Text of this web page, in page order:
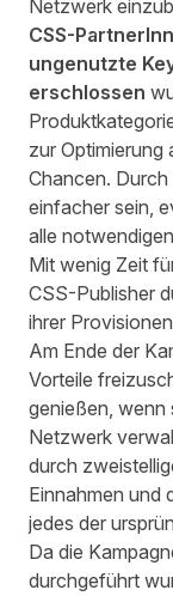
Netzwerk
CSS-
ungenutzte
erschlossen
zur Optimierung
Chancen.
einfacher sein,
alle
Mit wenig Zeit
CSS-Publisher
ihrer
Am Ende der
Vorteile
genießen, wenn
Netzwerk
durch
Einnahmen und
jedes der
Da die
durchgeführt